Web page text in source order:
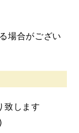
場合がござい
致します